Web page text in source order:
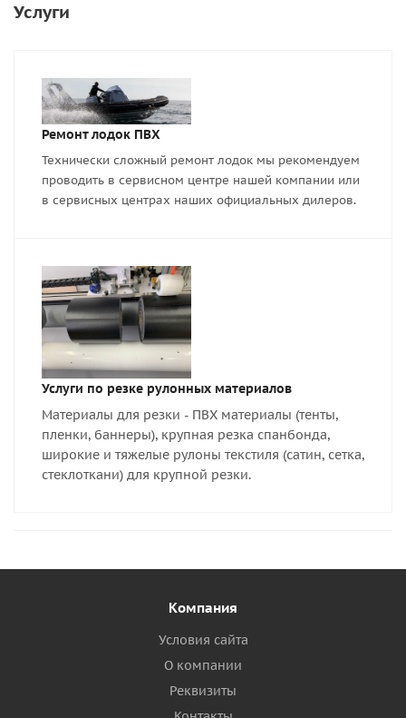
Услуги
Ремонт лодок ПВХ
Технически сложный ремонт лодок мы рекомендуем
проводить в сервисном центре нашей компании или
в сервисных центрах наших официальных дилеров.
Услуги по резке рулонных материалов
Материалы для резки - ПВХ материалы (тенты,
пленки, баннеры), крупная резка спанбонда,
широкие и тяжелые рулоны текстиля (сатин, сетка,
стеклоткани) для крупной резки.
Компания
Условия сайта
О компании
Реквизиты